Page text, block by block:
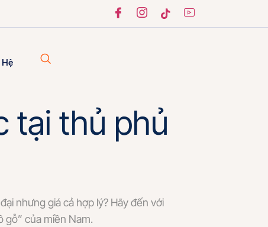
Hệ
tại thủ phủ
nhưng giá cả hợp lý? Hãy đến với
gỗ” của miền Nam.